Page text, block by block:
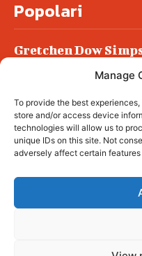
Manage
To provide the best
store and/or access device
technologies will allow us to
unique IDs on this site. Not
adversely affect certain
Popolari
Gretchen Dow
Podlech, il Cile lo
all’ergastolo
Era ubriaca…
© tagDiv - All
complete News